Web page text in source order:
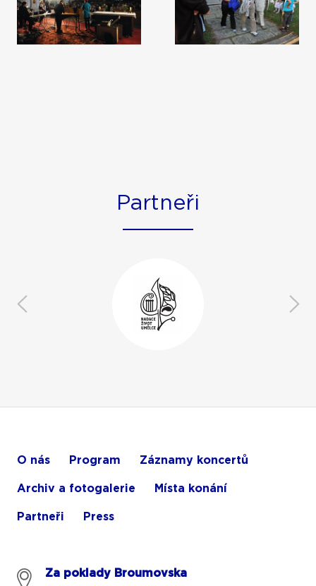
Partneři
O nás Program Záznamy koncertů
Archiv a fotogalerie Místa konání
Partneři Press
Za poklady Broumovska